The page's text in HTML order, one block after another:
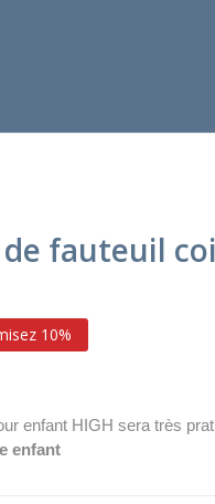
de fauteuil
10%
enfant HIGH sera très
enfant